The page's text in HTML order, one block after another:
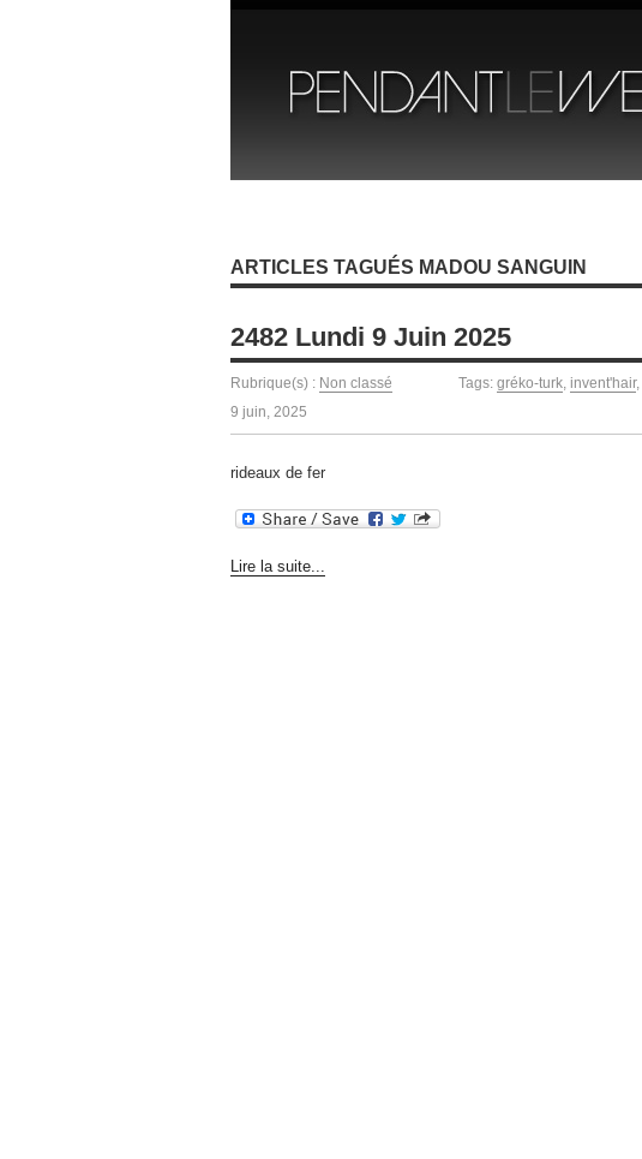
ARTICLES TAGUÉS MADOU SANGUIN
2482 Lundi 9 Juin 2025
Rubrique(s) : Non classé Tags: gréko-turk, invent'hair,
9 juin, 2025
rideaux de fer
Lire la suite...